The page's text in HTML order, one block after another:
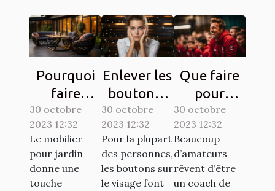
Pourquoi
faire
confiance
à la société
ATECH
pour son
mobilier de
30 octobre
2023 12:32
Le mobilier
pour jardin
donne une
touche
Enlever les
boutons :
comment
s’y
prendre ?
30 octobre
2023 12:32
Pour la plupart
des personnes,
les boutons sur
le visage font
Que faire
pour
devenir un
bon coach
de
football ?
30 octobre
2023 12:32
Beaucoup
d’amateurs
rêvent d’être
un coach de